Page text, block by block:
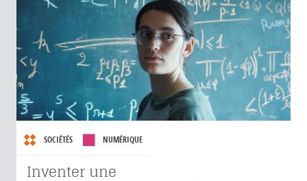
SOCIÉTÉS NUMÉRIQUE
Inventer une